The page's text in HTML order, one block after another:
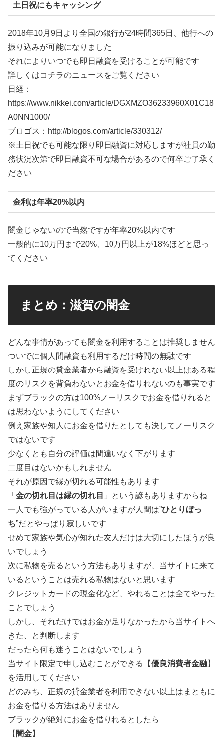
土日祝にもキャッシング
2018年10月9日より全国の銀行が24時間365日、他行への
振り込みが可能になりました
それによりいつでも即日融資を受けることが可能です
詳しくはコチラのニュースをご覧ください
日経：
https://www.nikkei.com/article/DGXMZO36233960X01C18
A0NN1000/
ブロゴス：http://blogos.com/article/330312/
※土日祝でも可能な限り即日融資に対応しますが社員の勤
務状況次第で即日融資不可な場合があるので何卒ご了承く
ださい
金利は年率20%以内
闇金じゃないので当然ですが年率20%以内です
一般的に10万円まで20%、10万円以上が18%ほどと思っ
てください
まとめ：滋賀の闇金
どんな事情があっても闇金を利用することは推奨しません
ついでに個人間融資も利用するだけ時間の無駄です
しかし正規の貸金業者から融資を受けれない以上はある程
度のリスクを背負わないとお金を借りれないのも事実です
まずブラックの方は100%ノーリスクでお金を借りれると
は思わないようにしてください
例え家族や知人にお金を借りたとしても決してノーリスク
ではないです
少なくとも自分の評価は間違いなく下がります
二度目はないかもしれません
それが原因で縁が切れる可能性もあります
「 金の切れ目は縁の切れ目 」という諺もありますからね
一人でも強がっている人がいますが人間は”ひとりぼっ
ち”だとやっぱり寂しいです
せめて家族や気心が知れた友人だけは大切にしたほうが良
いでしょう
次に私物を売るという方法もありますが、当サイトに来て
いるということは売れる私物はないと思います
クレジットカードの現金化など、やれることは全てやった
ことでしょう
しかし、それだけではお金が足りなかったから当サイトへ
きた、と判断します
だったら何も迷うことはないでしょう
当サイト限定で申し込むことができる【優良消費者金融】
を活用してください
どのみち、正規の貸金業者を利用できない以上はまともに
お金を借りる方法はありません
ブラックが絶対にお金を借りれるとしたら
【 闇金】